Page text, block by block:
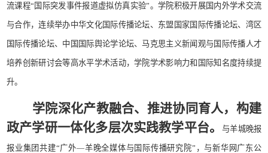
流课程“ 国际突发事件报道虚拟仿真实验”。学院积极开展国内外学术交流
与合作，连续举办中华文化国际传播论坛、东盟国家国际传播论坛、湾区
国际传播论坛、中国国际舆论学论坛、马克思主义新闻观与国际传播人才
培养创新研讨会等高水平学术活动，学院学术影响力和国际知名度持续提
升。
学院深化产教融合、推进协同育人，构建
政产学研一体化多层次实践教学平台。与羊城晚报
报业集团共建“广外—羊晚全媒体与国际传播研究院” ，与新华网广东公